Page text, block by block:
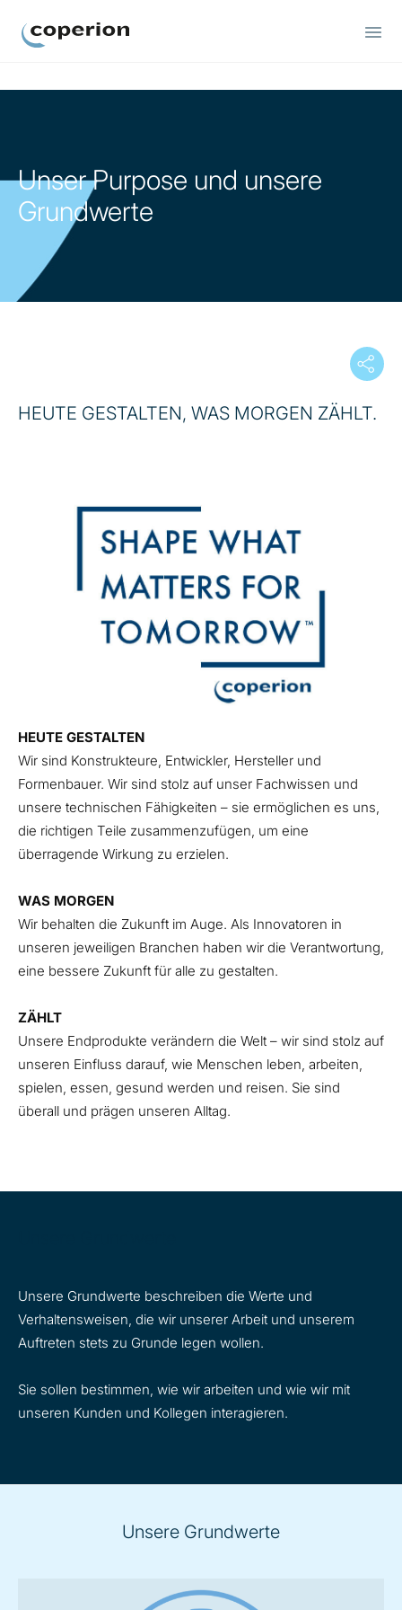
Unser Purpose und unsere
Grundwerte
HEUTE GESTALTEN, WAS MORGEN ZÄHLT.
HEUTE GESTALTEN
Wir sind Konstrukteure, Entwickler, Hersteller und
Formenbauer. Wir sind stolz auf unser Fachwissen und
unsere technischen Fähigkeiten – sie ermöglichen es uns,
die richtigen Teile zusammenzufügen, um eine
überragende Wirkung zu erzielen.
WAS MORGEN
Wir behalten die Zukunft im Auge. Als Innovatoren in
unseren jeweiligen Branchen haben wir die Verantwortung,
eine bessere Zukunft für alle zu gestalten.
ZÄHLT
Unsere Endprodukte verändern die Welt – wir sind stolz auf
unseren Einfluss darauf, wie Menschen leben, arbeiten,
spielen, essen, gesund werden und reisen. Sie sind
überall und prägen unseren Alltag.
Unsere Grundwerte beschreiben die Werte und
Verhaltensweisen, die wir unserer Arbeit und unserem
Auftreten stets zu Grunde legen wollen.
Sie sollen bestimmen, wie wir arbeiten und wie wir mit
unseren Kunden und Kollegen interagieren.
Unsere Grundwerte